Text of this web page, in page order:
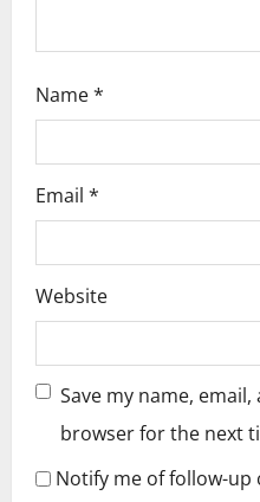
Name*
Email *
Website
Save my name,
browser for the next
Notify me of follow-up